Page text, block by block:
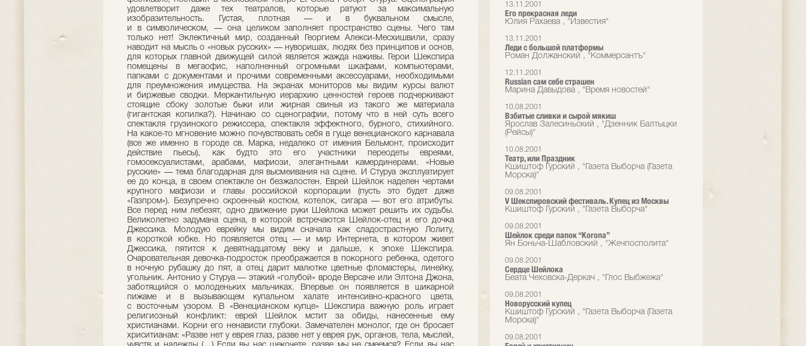
13.11.2001
Его прекрасная леди
Юлия Рахаева , "Известия"
13.11.2001
Леди с большой платформы
Роман Должанский , "Коммерсантъ"
12.11.2001
Russian сам себе страшен
Марина Давыдова , "Время новостей"
10.08.2001
Взбитые сливки и сырой мякиш
Ярослав Залесиньский , "Дзенник Балтыцки
(Рейсы)"
10.08.2001
Театр, или Праздник
Кшиштоф Гурский , "Газета Выборча (Газета
Морска)"
09.08.2001
V Шекспировский фестиваль. Купец из Москвы
Кшиштоф Гурский , "Газета Выборча"
09.08.2001
Шейлок среди папок “Korona”
Ян Боньча-Шабловский , "Жечпосполита"
09.08.2001
Сердце Шейлока
Беата Чеховска-Деркач , "Глос Выбжежа"
09.08.2001
Новорусский купец
Кшиштоф Гурский , "Газета Выборча (Газета
Морска)"
09.08.2001
удовлетворит даже тех театралов, которые ратуют за максимальную
изобразительность. Густая, плотная — и в буквальном смысле,
и в символическом, — она целиком заполняет пространство сцены. Чего там
только нет! Эклектичный мир, созданный Георгием Алекси-Месхишвили, сразу
наводит на мысль о «новых русских» — нуворишах, людях без принципов и основ,
для которых главной движущей силой является жажда наживы. Герои Шекспира
помещены в мегаофис, наполненный огромными шкафами, компьютерами,
папками с документами и прочими современными аксессуарами, необходимыми
для преумножения имущества. На экранах мониторов мы видим курсы валют
и биржевые сводки. Меркантильную иерархию ценностей героев подчеркивают
стоящие сбоку золотые быки или жирная свинья из такого же материала
(гигантская копилка?). Начинаю со сценографии, потому что в ней суть всего
спектакля грузинского режиссера, спектакля эффектного, бурного, стихийного.
На какое-то мгновение можно почувствовать себя в гуще венецианского карнавала
(все же именно в городе св. Марка, недалеко от имения Бельмонт, происходит
действие пьесы), как будто это его участники переодеты евреями,
гомосексуалистами, арабами, мафиози, элегантными камердинерами. «Новые
русские» — тема благодарная для высмеивания на сцене. И Стуруа эксплуатирует
ее до конца, в своем спектакле он безжалостен. Еврей Шейлок наделен чертами
крупного мафиози и главы российской корпорации (пусть это будет даже
«Газпром»). Безупречно скроенный костюм, котелок, сигара — вот его атрибуты.
Все перед ним лебезят, одно движение руки Шейлока может решить их судьбы.
Великолепно задумана сцена, в которой встречаются Шейлок-отец и его дочка
Джессика. Молодую еврейку мы видим сначала как сладострастную Лолиту,
в короткой юбке. Но появляется отец — и мир Интернета, в котором живет
Джессика, пятится к девятнадцатому веку и дальше, к эпохе Шекспира.
Очаровательная девочка-подросток преображается в покорного ребенка, одетого
в ночную рубашку до пят, а отец дарит малютке цветные фломастеры, линейку,
угольник. Антонио у Стуруа — этакий «голубой» вроде Версаче или Элтона Джона,
заботящийся о молоденьких мальчиках. Впервые он появляется в шикарной
пижаме и в вызывающем купальном халате интенсивно-красного цвета,
с восточным узором. В «Венецианском купце» Шекспира важную роль играет
религиозный конфликт: еврей Шейлок мстит за обиды, нанесенные ему
христианами. Корни его ненависти глубоки. Замечателен монолог, где он бросает
хриситианам: «Разве нет у еврея глаз, разве нет у еврея рук, органов, тела, мыслей,